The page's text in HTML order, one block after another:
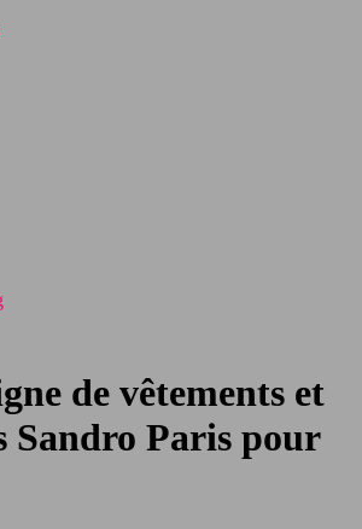
de vêtements et
Sandro Paris pour